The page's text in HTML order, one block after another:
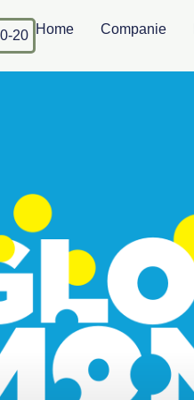
20 Home Companie